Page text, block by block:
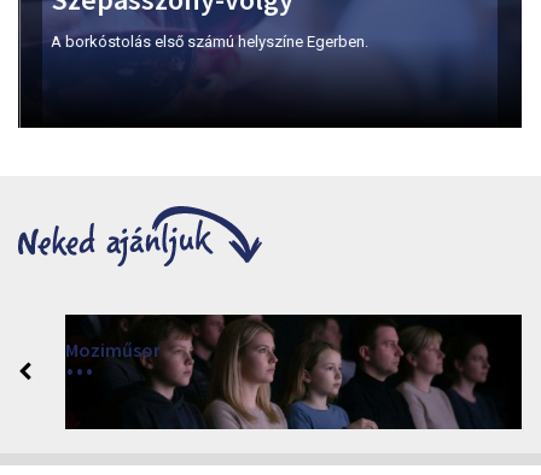
A borkóstolás első számú helyszíne Egerben.
Moziműsor
Cinema Agria, Eger 3300, Törvényház utca 4.